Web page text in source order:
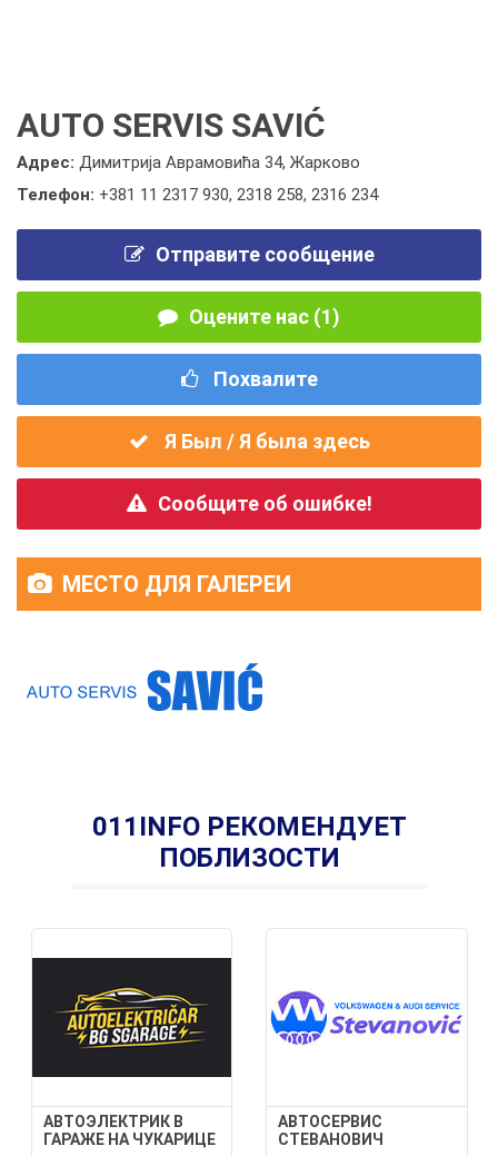
AUTO SERVIS SAVIĆ
Адрес: Димитрија Аврамовића 34, Жарково
Телефон: +381 11 2317 930, 2318 258, 2316 234
Отправите сообщение
Оцените нас (1)
Похвалите
Я Был / Я была здесь
Сообщите об ошибке!
МЕСТО ДЛЯ ГАЛЕРЕИ
011INFO РЕКОМЕНДУЕТ
ПОБЛИЗОСТИ
АВТОЭЛЕКТРИК В
ГАРАЖЕ НА ЧУКАРИЦЕ
АВТОСЕРВИС
СТЕВАНОВИЧ